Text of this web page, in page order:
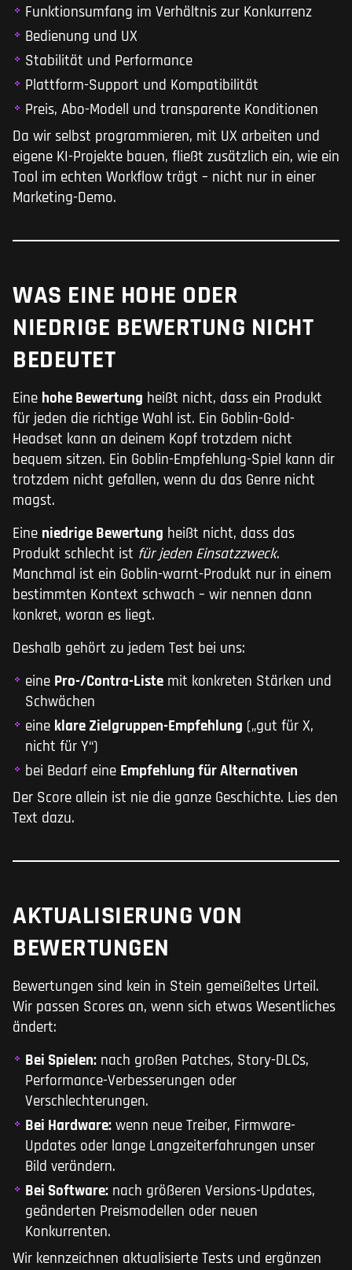
Funktionsumfang im Verhältnis zur Konkurrenz
Bedienung und UX
Stabilität und Performance
Plattform-Support und Kompatibilität
Preis, Abo-Modell und transparente Konditionen
Da wir selbst programmieren, mit UX arbeiten und
eigene KI-Projekte bauen, fließt zusätzlich ein, wie ein
Tool im echten Workflow trägt – nicht nur in einer
Marketing-Demo.
WAS EINE HOHE ODER
NIEDRIGE BEWERTUNG NICHT
BEDEUTET
Eine hohe Bewertung heißt nicht, dass ein Produkt
für jeden die richtige Wahl ist. Ein Goblin-Gold-
Headset kann an deinem Kopf trotzdem nicht
bequem sitzen. Ein Goblin-Empfehlung-Spiel kann dir
trotzdem nicht gefallen, wenn du das Genre nicht
magst.
Eine niedrige Bewertung heißt nicht, dass das
Produkt schlecht ist für jeden Einsatzzweck.
Manchmal ist ein Goblin-warnt-Produkt nur in einem
bestimmten Kontext schwach – wir nennen dann
konkret, woran es liegt.
Deshalb gehört zu jedem Test bei uns:
eine Pro-/Contra-Liste mit konkreten Stärken und
Schwächen
eine klare Zielgruppen-Empfehlung („gut für X,
nicht für Y“)
bei Bedarf eine Empfehlung für Alternativen
Der Score allein ist nie die ganze Geschichte. Lies den
Text dazu.
AKTUALISIERUNG VON
BEWERTUNGEN
Bewertungen sind kein in Stein gemeißeltes Urteil.
Wir passen Scores an, wenn sich etwas Wesentliches
ändert:
Bei Spielen: nach großen Patches, Story-DLCs,
Performance-Verbesserungen oder
Verschlechterungen.
Bei Hardware: wenn neue Treiber, Firmware-
Updates oder lange Langzeiterfahrungen unser
Bild verändern.
Bei Software: nach größeren Versions-Updates,
geänderten Preismodellen oder neuen
Konkurrenten.
Wir kennzeichnen aktualisierte Tests und ergänzen